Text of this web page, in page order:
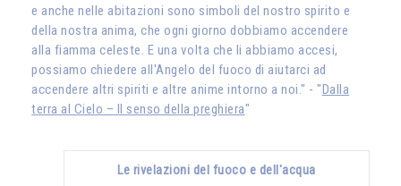
e anche nelle abitazioni sono simboli del nostro spirito e
della nostra anima, che ogni giorno dobbiamo accendere
alla fiamma celeste. E una volta che li abbiamo accesi,
possiamo chiedere all'Angelo del fuoco di aiutarci ad
accendere altri spiriti e altre anime intorno a noi." - "Dalla
terra al Cielo – Il senso della preghiera"
Le rivelazioni del fuoco e dell'acqua